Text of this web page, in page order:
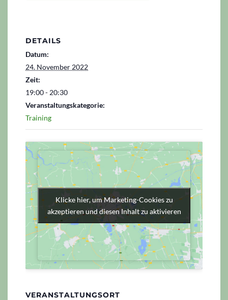
DETAILS
Datum:
24. November 2022
Zeit:
19:00 - 20:30
Veranstaltungskategorie:
Training
VERANSTALTUNGSORT
Klicke hier, um Marketing-Cookies zu
akzeptieren und diesen Inhalt zu aktivieren
Klicke hier, um Marketing-Cookies zu
akzeptieren und diesen Inhalt zu aktivieren